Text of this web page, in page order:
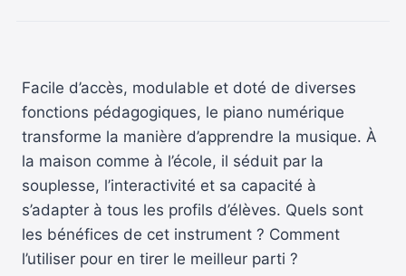
Facile d’accès, modulable et doté de diverses
fonctions pédagogiques, le piano numérique
transforme la manière d’apprendre la musique. À
la maison comme à l’école, il séduit par la
souplesse, l’interactivité et sa capacité à
s’adapter à tous les profils d’élèves. Quels sont
les bénéfices de cet instrument ? Comment
l’utiliser pour en tirer le meilleur parti ?